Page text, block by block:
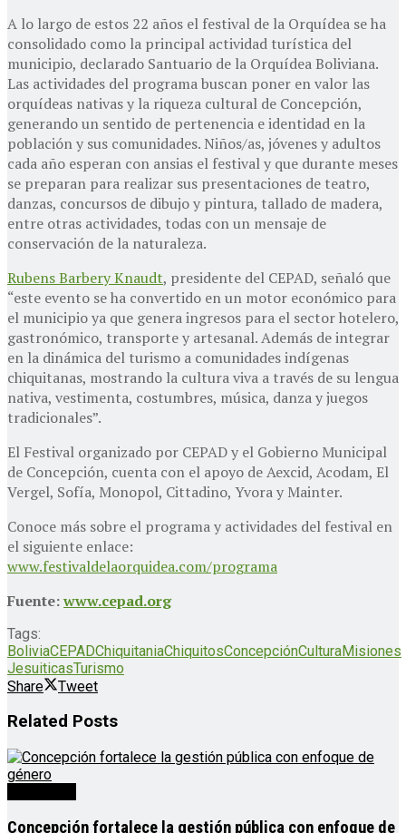
A lo largo de estos 22 años el festival de la Orquídea se ha
consolidado como la principal actividad turística del
municipio, declarado Santuario de la Orquídea Boliviana.
Las actividades del programa buscan poner en valor las
orquídeas nativas y la riqueza cultural de Concepción,
generando un sentido de pertenencia e identidad en la
población y sus comunidades. Niños/as, jóvenes y adultos
cada año esperan con ansias el festival y que durante meses
se preparan para realizar sus presentaciones de teatro,
danzas, concursos de dibujo y pintura, tallado de madera,
entre otras actividades, todas con un mensaje de
conservación de la naturaleza.
Rubens Barbery Knaudt, presidente del CEPAD, señaló que
“este evento se ha convertido en un motor económico para
el municipio ya que genera ingresos para el sector hotelero,
gastronómico, transporte y artesanal. Además de integrar
en la dinámica del turismo a comunidades indígenas
chiquitanas, mostrando la cultura viva a través de su lengua
nativa, vestimenta, costumbres, música, danza y juegos
tradicionales”.
El Festival organizado por CEPAD y el Gobierno Municipal
de Concepción, cuenta con el apoyo de Aexcid, Acodam, El
Vergel, Sofía, Monopol, Cittadino, Yvora y Mainter.
Conoce más sobre el programa y actividades del festival en
el siguiente enlace:
www.festivaldelaorquidea.com/programa
Fuente:www.cepad.org
Tags:
BoliviaCEPADChiquitaniaChiquitosConcepciónCulturaMisiones
JesuiticasTurismo
Share
Tweet
Related Posts
Concepción fortalece la gestión pública con enfoque de